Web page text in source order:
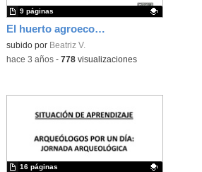
El huerto agroecológico - Propuesta didáctica para 2ESO Atención Educativa.
Contenido educativo.
subido por Beatriz V.
9 páginas
-hace 3 años- 778visualizaciones
16 páginas